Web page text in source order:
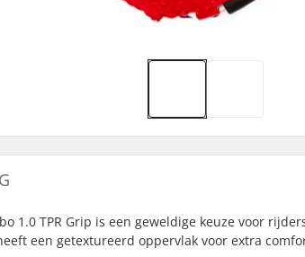
1.0 TPR Grip is een geweldige keuze voor
een getextureerd oppervlak voor extra